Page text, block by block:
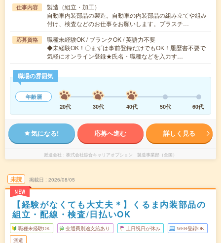
仕事内容
製造（組立・加工）
自動車内装部品の製造。自動車の内装部品の組み立てや組み
付け、検査などのお仕事をお願いします。プラスチ…
応募資格
職種未経験OK / ブランクOK / 英語力不要
◆未経験OK！〇まずは事前登録だけでもOK！履歴書不要で
気軽にオンライン登録★氏名・職種などを入力す…
職場の雰囲気
年齢層
20代
30代 40代 50代 60代
気になる! 応募へ進む 詳しく見る
派遣会社 株式会社綜合キャリアオプション 製造事業部（全国）
未読
NEW
掲載日 2026/08/05
【経験がなくても大丈夫＊】くるま内装部品の
組立・配線・検査/日払いOK
職種未経験OK 交通費別途支給あり 土日祝日が休み WEB登録OK
派遣